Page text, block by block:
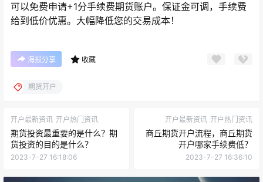
可以免费申请+1分手续费期货账户。保证金可调，手续费
给到低价优惠。大幅降低您的交易成本！
海报分享 收藏
期货开户
开户最新资讯 开户热门资讯
期货投资最重要的是什么？期
货投资的目的是什么？
2023-7-27 16:18:06
开户最新资讯 开户热门资讯
商丘期货开户流程，商丘期货
开户哪家手续费低？
2023-7-27 16:36:10